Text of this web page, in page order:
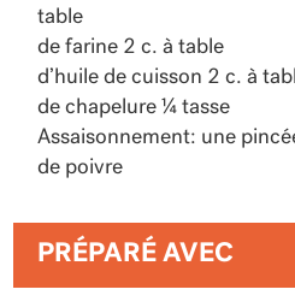
table
de farine 2 c. à table
d’huile de cuisson 2 c. à
de chapelure ¼ tasse
Assaisonnement: une
de poivre
PRÉPARÉ AVEC